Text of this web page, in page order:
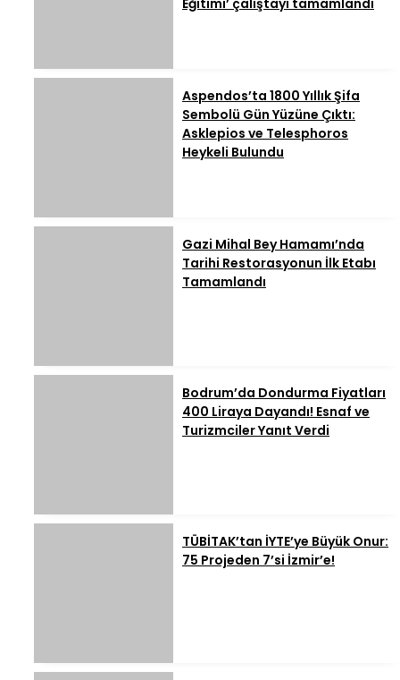
Aspendos’ta 1800 Yıllık Şifa
Sembolü Gün Yüzüne Çıktı:
Asklepios ve Telesphoros
Heykeli Bulundu
Gazi Mihal Bey Hamamı’nda
Tarihi Restorasyonun İlk Etabı
Tamamlandı
Bodrum’da Dondurma Fiyatları
400 Liraya Dayandı! Esnaf ve
Turizmciler Yanıt Verdi
TÜBİTAK’tan İYTE’ye Büyük Onur:
75 Projeden 7’si İzmir’e!